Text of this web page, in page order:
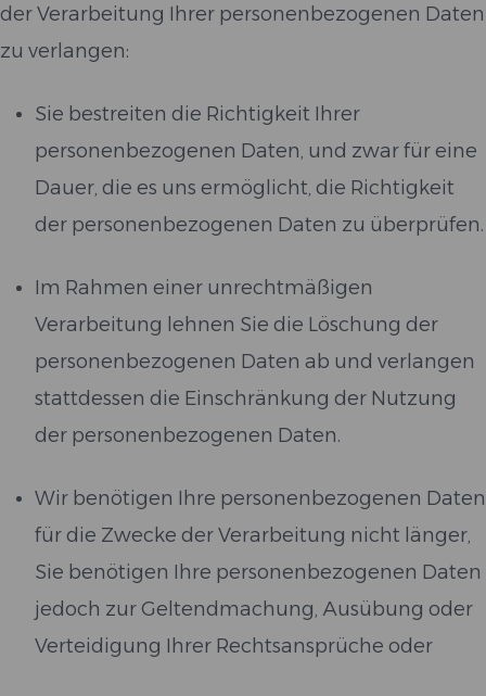
der Verarbeitung Ihrer personenbezogenen Daten
zu verlangen:
Sie bestreiten die Richtigkeit Ihrer
personenbezogenen Daten, und zwar für eine
Dauer, die es uns ermöglicht, die Richtigkeit
der personenbezogenen Daten zu überprüfen.
Im Rahmen einer unrechtmäßigen
Verarbeitung lehnen Sie die Löschung der
personenbezogenen Daten ab und verlangen
stattdessen die Einschränkung der Nutzung
der personenbezogenen Daten.
Wir benötigen Ihre personenbezogenen Daten
für die Zwecke der Verarbeitung nicht länger,
Sie benötigen Ihre personenbezogenen Daten
jedoch zur Geltendmachung, Ausübung oder
Verteidigung Ihrer Rechtsansprüche oder